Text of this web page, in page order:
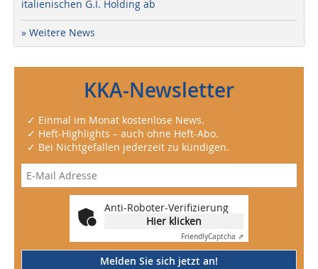
italienischen G.I. Holding ab
» Weitere News
KKA-Newsletter
✓ Einmal im Monat kostenlose News.
✓ Heft-Highlights – auch ohne Heft-Abo.
✓ Bei Nichtgefallen jederzeit zu kündigen.
Anti-Roboter-Verifizierung
Hier klicken
FriendlyCaptcha ⇗
Melden Sie sich jetzt an!